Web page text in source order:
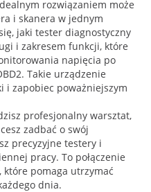
rozwiązaniem może
i skanera w jednym
jaki tester diagnostyczny
i zakresem funkcji, które
napięcia po
Takie urządzenie
i zapobiec poważniejszym
profesjonalny warsztat,
zadbać o swój
precyzyjne testery i
pracy. To połączenie
które pomaga utrzymać
dnia.